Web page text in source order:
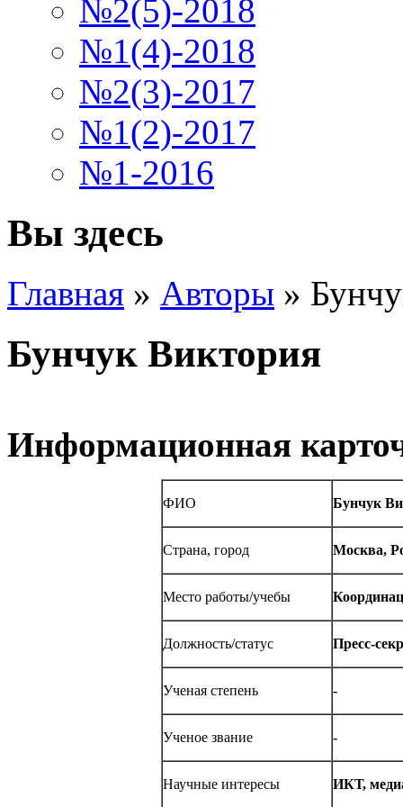
№2(5)-2018
№1(4)-2018
№2(3)-2017
№1(2)-2017
№1-2016
Вы здесь
Главная » Авторы »
Бунчук Виктория
Информационная
ФИО Бунчук
Страна, город Москва,
Место работы/учебы
Должность/статус Пресс-
Ученая степень -
Ученое звание -
Научные интересы ИКТ,